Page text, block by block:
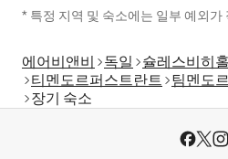
* 특정 지역 및 숙소에는 일부 예외가
에어비앤비 독일
슐레스비히
티멘도르퍼스트란트 팀멘도
장기 숙소